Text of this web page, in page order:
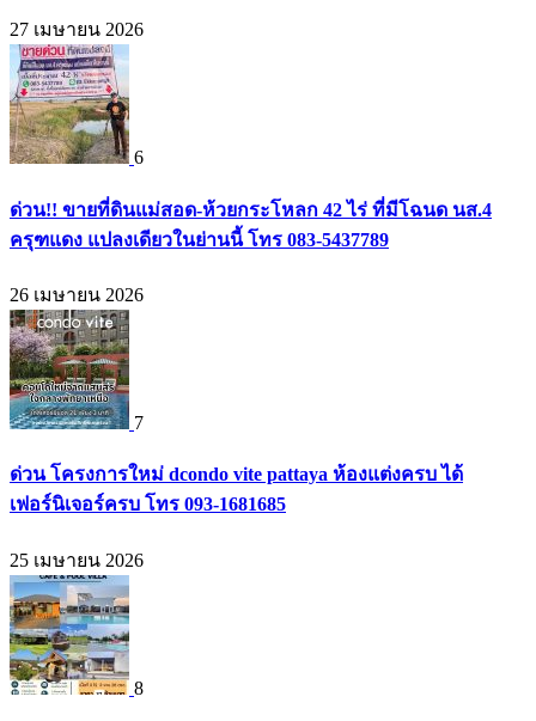
27 เมษายน 2026
6
ด่วน!! ขายที่ดินแม่สอด-ห้วยกระโหลก 42 ไร่ ที่มีโฉนด นส.4
ครุฑแดง แปลงเดียวในย่านนี้ โทร 083-5437789
26 เมษายน 2026
7
ด่วน โครงการใหม่ dcondo vite pattaya ห้องแต่งครบ ได้
เฟอร์นิเจอร์ครบ โทร 093-1681685
25 เมษายน 2026
8